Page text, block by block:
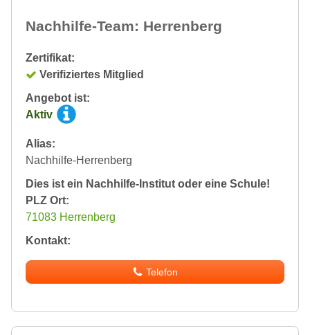
Nachhilfe-Team: Herrenberg
Zertifikat:
Verifiziertes Mitglied
Angebot ist:
Aktiv
Alias:
Nachhilfe-Herrenberg
Dies ist ein Nachhilfe-Institut oder eine Schule!
PLZ Ort:
71083 Herrenberg
Kontakt:
Telefon